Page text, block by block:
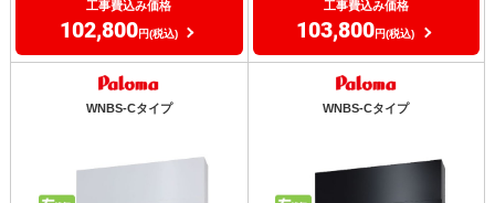
工事費込み価格
102,800円(税込)
工事費込み価格
103,800円(税込)
WNBS-Cタイプ WNBS-Cタイプ